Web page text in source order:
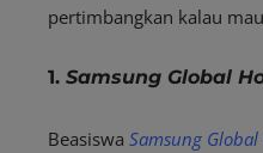
pertimbangkan kalau
1. Samsung Global
Beasiswa Samsung Global